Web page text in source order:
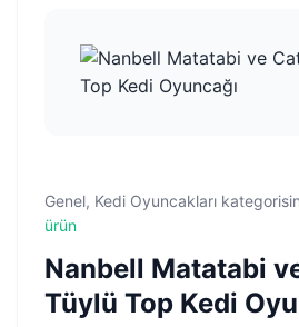
Genel, Kedi Oyuncakları
ürün
Nanbell Matatabi
Tüylü Top Kedi